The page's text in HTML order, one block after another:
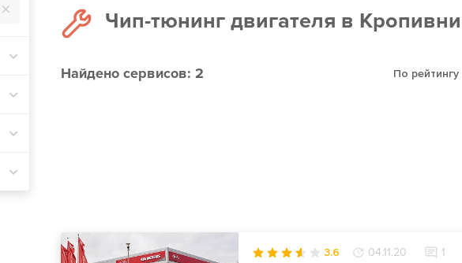
Чип-тюнинг двигателя в
Найденосервисов: 2 По рейтингу
3.6 04.11.20 1